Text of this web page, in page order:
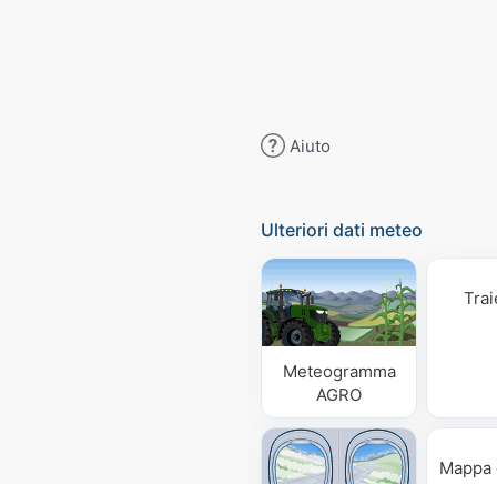
Aiuto
Ulteriori dati meteo
Meteogramma
AGRO